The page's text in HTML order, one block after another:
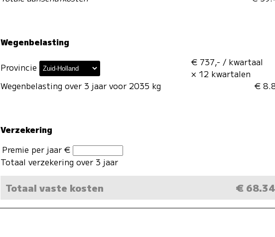
Wegenbelasting
Provincie
Wegenbelasting over 3 jaar voor 2035 kg
€ 737,- / kwartaal
× 12 kwartalen
€
Verzekering
Premie per jaar €
Totaal verzekering over 3 jaar
Totaal vaste kosten €